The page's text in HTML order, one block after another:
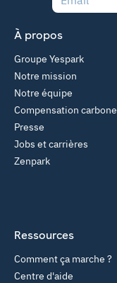
À propos
Groupe Yespark
Notre mission
Notre équipe
Compensation carbone
Presse
Jobs et carrières
Zenpark
Ressources
Comment ça marche ?
Centre d'aide